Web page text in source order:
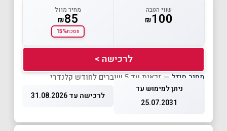
שווי הטבה
₪100
מחיר מוזל
₪85
חסכת15%
לרכישה >
מחיר מוזל — זכאות עד 5 שוברים לחודש קלנדרי
ניתן למימוש עד
25.07.2031
לרכישה עד 31.08.2026